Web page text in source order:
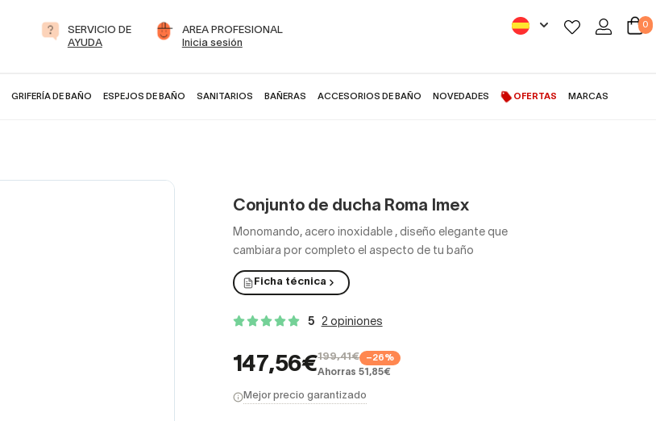
SERVICIO DE
AYUDA
AREA PROFESIONAL
Inicia sesión
0
GRIFERÍA DE BAÑO ESPEJOS DE BAÑO SANITARIOS BAÑERAS ACCESORIOS DE BAÑO NOVEDADES OFERTAS MARCAS
Conjunto de ducha Roma Imex
Monomando, acero inoxidable , diseño elegante que
cambiara por completo el aspecto de tu baño
Ficha técnica
5 2 opiniones
147,56€199,41€ −26%
Ahorras 51,85€
Mejor precio garantizado